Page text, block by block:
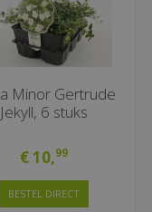
Minor Gertrude
Jekyll, 6 stuks
€10,99
BESTEL DIRECT